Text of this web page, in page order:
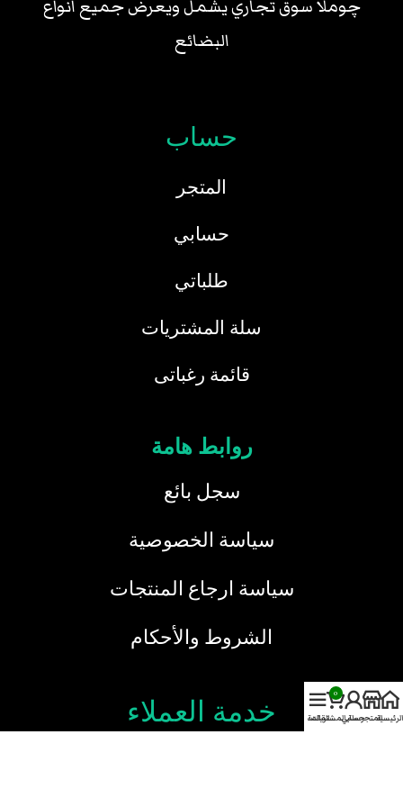
چوملا سوق تجاري يشمل ويعرض جميع انواع
البضائع
حساب
المتجر
حسابي
طلباتي
سلة المشتريات
قائمة رغباتى
روابط هامة
سجل بائع
سياسة الخصوصية
سياسة ارجاع المنتجات
الشروط والأحكام
خدمة العملاء الرئيسيةالمتجرحسابي
0
سلة المشتريات
القائمة